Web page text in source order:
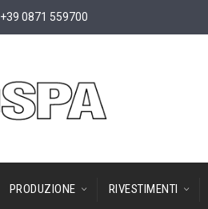
+39 0871 559700
PRODUZIONE RIVESTIMENTI